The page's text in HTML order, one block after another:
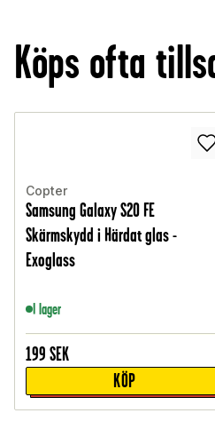
Köps ofta
Copter
Samsung Galaxy S20 FE
Skärmskydd i Härdat glas -
Exoglass
I lager
199 SEK
KÖP